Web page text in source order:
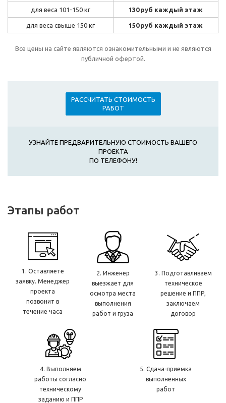
для веса 101-150 кг 130 руб каждый этаж
для веса свыше 150 кг 150 руб каждый этаж
Все цены на сайте являются ознакомительными и не являются
публичной офертой.
РАССЧИТАТЬ СТОИМОСТЬ
РАБОТ
УЗНАЙТЕ ПРЕДВАРИТЕЛЬНУЮ СТОИМОСТЬ ВАШЕГО
ПРОЕКТА
ПО ТЕЛЕФОНУ!
Этапы работ
1. Оставляете
заявку. Менеджер
проекта
позвонит в
течение часа
2. Инженер
выезжает для
осмотра места
выполнения
работ и груза
3. Подготавливаем
техническое
решение и ППР,
заключаем
договор
4. Выполняем
работы согласно
техническому
заданию и ППР
5. Сдача-приемка
выполненных
работ